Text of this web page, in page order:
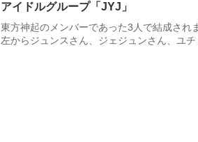
アイドルグループ「JYJ」
東方神起のメンバーであった3人で結成され
左からジュンスさん、ジェジュンさん、ユチ